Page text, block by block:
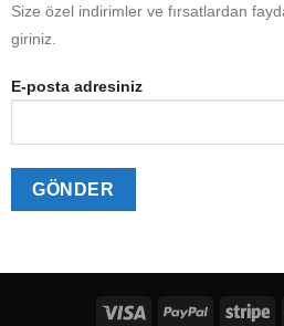
Size özel indirimler ve fırsatlardan
giriniz.
E-posta adresiniz